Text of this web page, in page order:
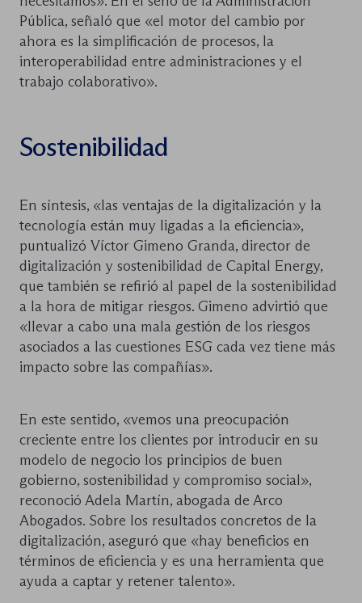
Pública, señaló que «el motor del cambio por
ahora es la simplificación de procesos, la
interoperabilidad entre administraciones y el
trabajo colaborativo».
Sostenibilidad
En síntesis, «las ventajas de la digitalización y la
tecnología están muy ligadas a la eficiencia»,
puntualizó Víctor Gimeno Granda, director de
digitalización y sostenibilidad de Capital Energy,
que también se refirió al papel de la sostenibilidad
a la hora de mitigar riesgos. Gimeno advirtió que
«llevar a cabo una mala gestión de los riesgos
asociados a las cuestiones ESG cada vez tiene más
impacto sobre las compañías».
En este sentido, «vemos una preocupación
creciente entre los clientes por introducir en su
modelo de negocio los principios de buen
gobierno, sostenibilidad y compromiso social»,
reconoció Adela Martín, abogada de Arco
Abogados. Sobre los resultados concretos de la
digitalización, aseguró que «hay beneficios en
términos de eficiencia y es una herramienta que
ayuda a captar y retener talento».